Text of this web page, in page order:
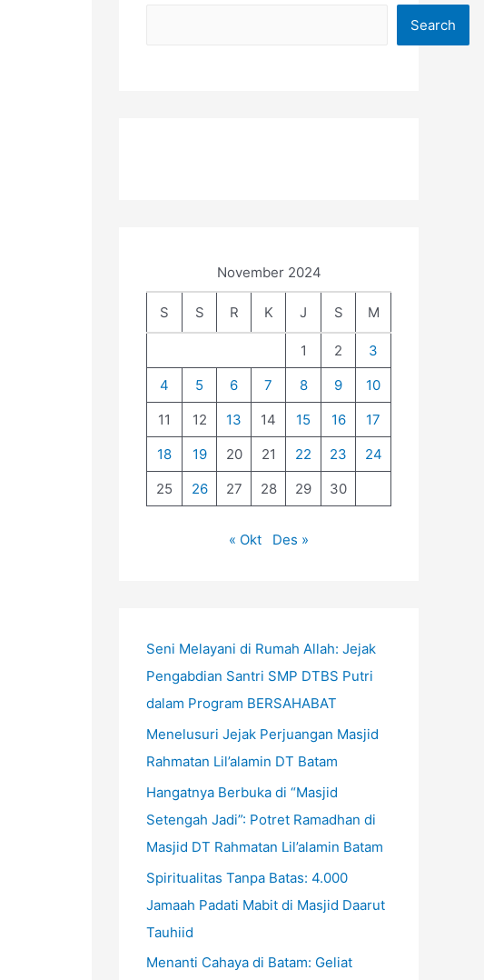
Search
November 2024
S S R K J S M
1 2
3
4
5 6 7 8 9
10
11
12 13 14 15 16
17
18
19 20 21 22 23
24
25
26 27 28 29 30
« Okt Des »
Seni Melayani di Rumah Allah: Jejak
Pengabdian Santri SMP DTBS Putri
dalam Program BERSAHABAT
Menelusuri Jejak Perjuangan Masjid
Rahmatan Lil’alamin DT Batam
Hangatnya Berbuka di “Masjid
Setengah Jadi”: Potret Ramadhan di
Masjid DT Rahmatan Lil’alamin Batam
Spiritualitas Tanpa Batas: 4.000
Jamaah Padati Mabit di Masjid Daarut
Tauhiid
Menanti Cahaya di Batam: Geliat